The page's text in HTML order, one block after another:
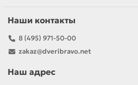
Наши контакты
8 (495) 971-50-00
zakaz@dveribravo.net
Наш адрес